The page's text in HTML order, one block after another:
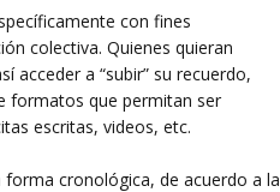
con fines
colectiva. Quienes quieran
acceder a “subir” su recuerdo,
formatos que permitan ser
escritas, videos, etc.
cronológica, de acuerdo a la